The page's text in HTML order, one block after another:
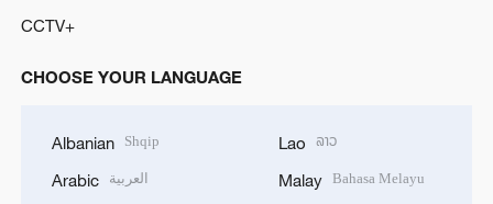
CCTV+
CHOOSE YOUR LANGUAGE
Albanian Shqip
Arabic العربية
Lao ລາວ
Malay Bahasa Melayu